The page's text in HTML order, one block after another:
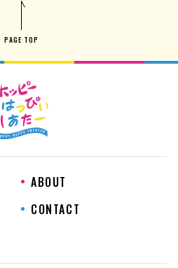
PAGE TOP
ABOUT
CONTACT